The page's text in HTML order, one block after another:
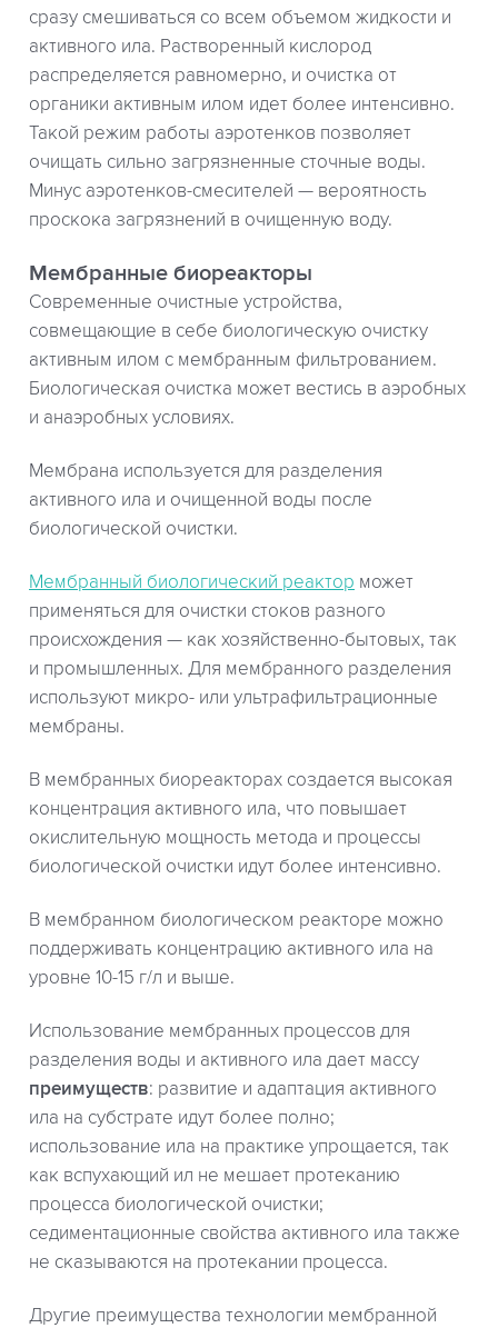
сразу смешиваться со всем объемом жидкости и
активного ила. Растворенный кислород
распределяется равномерно, и очистка от
органики активным илом идет более интенсивно.
Такой режим работы аэротенков позволяет
очищать сильно загрязненные сточные воды.
Минус аэротенков-смесителей — вероятность
проскока загрязнений в очищенную воду.
Мембранные биореакторы
Современные очистные устройства,
совмещающие в себе биологическую очистку
активным илом с мембранным фильтрованием.
Биологическая очистка может вестись в аэробных
и анаэробных условиях.
Мембрана используется для разделения
активного ила и очищенной воды после
биологической очистки.
Мембранный биологический реактор может
применяться для очистки стоков разного
происхождения — как хозяйственно-бытовых, так
и промышленных. Для мембранного разделения
используют микро- или ультрафильтрационные
мембраны.
В мембранных биореакторах создается высокая
концентрация активного ила, что повышает
окислительную мощность метода и процессы
биологической очистки идут более интенсивно.
В мембранном биологическом реакторе можно
поддерживать концентрацию активного ила на
уровне 10-15 г/л и выше.
Использование мембранных процессов для
разделения воды и активного ила дает массу
преимуществ: развитие и адаптация активного
ила на субстрате идут более полно;
использование ила на практике упрощается, так
как вспухающий ил не мешает протеканию
процесса биологической очистки;
седиментационные свойства активного ила также
не сказываются на протекании процесса.
Другие преимущества технологии мембранной